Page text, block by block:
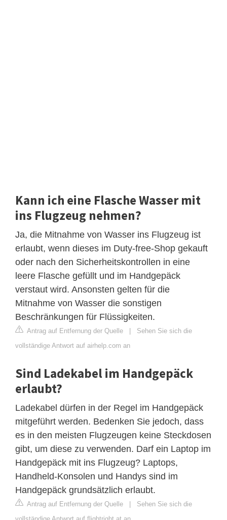
Kann ich eine Flasche Wasser mit
ins Flugzeug nehmen?
Ja, die Mitnahme von Wasser ins Flugzeug ist
erlaubt, wenn dieses im Duty-free-Shop gekauft
oder nach den Sicherheitskontrollen in eine
leere Flasche gefüllt und im Handgepäck
verstaut wird. Ansonsten gelten für die
Mitnahme von Wasser die sonstigen
Beschränkungen für Flüssigkeiten.
Antrag auf Entfernung der Quelle | Sehen Sie sich die
vollständige Antwort auf airhelp.com an
Sind Ladekabel im Handgepäck
erlaubt?
Ladekabel dürfen in der Regel im Handgepäck
mitgeführt werden. Bedenken Sie jedoch, dass
es in den meisten Flugzeugen keine Steckdosen
gibt, um diese zu verwenden. Darf ein Laptop im
Handgepäck mit ins Flugzeug? Laptops,
Handheld-Konsolen und Handys sind im
Handgepäck grundsätzlich erlaubt.
Antrag auf Entfernung der Quelle | Sehen Sie sich die